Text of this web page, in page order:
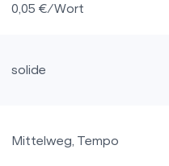
0,05 €/Wort
solide
Mittelweg, Tempo